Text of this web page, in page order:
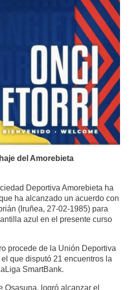
del Amorebieta
Deportiva Amorebieta ha
ha alcanzado un acuerdo con
(Iruñea, 27-02-1985) para
azul en el presente curso
procede de la Unión Deportiva
que disputó 21 encuentros la
SmartBank.
Osasuna, logró alcanzar el